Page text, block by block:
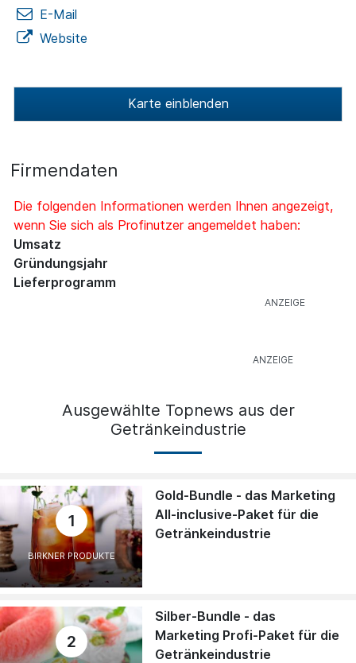
E-Mail
Website
Karte einblenden
Firmendaten
Die folgenden Informationen werden Ihnen angezeigt,
wenn Sie sich als Profinutzer angemeldet haben:
Umsatz
Gründungsjahr
Lieferprogramm
Ausgewählte Topnews aus der
Getränkeindustrie
1
BIRKNER PRODUKTE
Gold-Bundle - das Marketing
All-inclusive-Paket für die
Getränkeindustrie
2
Silber-Bundle - das
Marketing Profi-Paket für die
Getränkeindustrie